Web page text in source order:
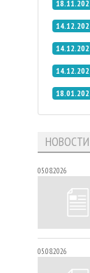
05.08.2026
05.08.2026